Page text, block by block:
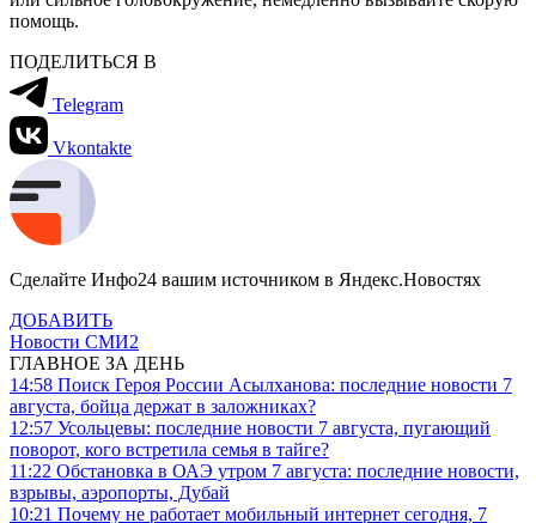
помощь.
ПОДЕЛИТЬСЯ В
Telegram
Vkontakte
Сделайте Инфо24 вашим источником в Яндекс.Новостях
ДОБАВИТЬ
Новости СМИ2
ГЛАВНОЕ ЗА ДЕНЬ
14:58 Поиск Героя России Асылханова: последние новости 7
августа, бойца держат в заложниках?
12:57 Усольцевы: последние новости 7 августа, пугающий
поворот, кого встретила семья в тайге?
11:22 Обстановка в ОАЭ утром 7 августа: последние новости,
взрывы, аэропорты, Дубай
10:21 Почему не работает мобильный интернет сегодня, 7